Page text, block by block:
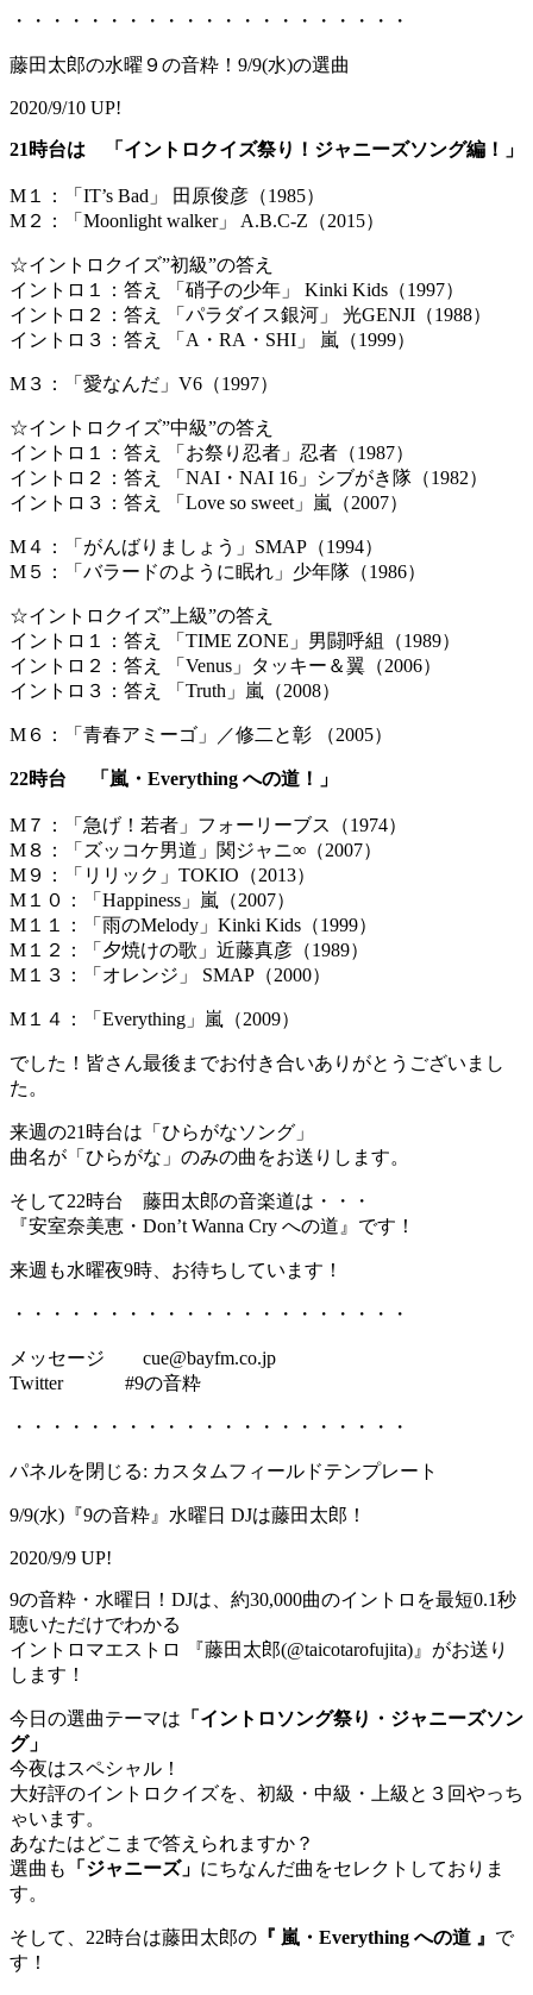
・・・・・・・・・・・・・・・・・・・・・
藤田太郎の水曜９の音粋！9/9(水)の選曲
2020/9/10 UP!
21時台は 「イントロクイズ祭り！ジャニーズソング編！」
M１：「IT’s Bad」 田原俊彦（1985）
M２：「Moonlight walker」 A.B.C-Z（2015）
☆イントロクイズ”初級”の答え
イントロ１：答え 「硝子の少年」 Kinki Kids（1997）
イントロ２：答え 「パラダイス銀河」 光GENJI（1988）
イントロ３：答え 「A・RA・SHI」 嵐（1999）
M３：「愛なんだ」V6（1997）
☆イントロクイズ”中級”の答え
イントロ１：答え 「お祭り忍者」忍者（1987）
イントロ２：答え 「NAI・NAI 16」シブがき隊（1982）
イントロ３：答え 「Love so sweet」嵐（2007）
M４：「がんばりましょう」SMAP（1994）
M５：「バラードのように眠れ」少年隊（1986）
☆イントロクイズ”上級”の答え
イントロ１：答え 「TIME ZONE」男闘呼組（1989）
イントロ２：答え 「Venus」タッキー＆翼（2006）
イントロ３：答え 「Truth」嵐（2008）
M６：「青春アミーゴ」／修二と彰 （2005）
22時台 「嵐・Everything への道！」
M７：「急げ！若者」フォーリーブス（1974）
M８：「ズッコケ男道」関ジャニ∞（2007）
M９：「リリック」TOKIO（2013）
M１０：「Happiness」嵐（2007）
M１１：「雨のMelody」Kinki Kids（1999）
M１２：「夕焼けの歌」近藤真彦（1989）
M１３：「オレンジ」 SMAP（2000）
M１４：「Everything」嵐（2009）
でした！皆さん最後までお付き合いありがとうございまし
た。
来週の21時台は「ひらがなソング」
曲名が「ひらがな」のみの曲をお送りします。
そして22時台 藤田太郎の音楽道は・・・
『安室奈美恵・Don’t Wanna Cry への道』です！
来週も水曜夜9時、お待ちしています！
・・・・・・・・・・・・・・・・・・・・・
メッセージ cue@bayfm.co.jp
Twitter #9の音粋
・・・・・・・・・・・・・・・・・・・・・
パネルを閉じる: カスタムフィールドテンプレート
9/9(水)『9の音粋』水曜日 DJは藤田太郎！
2020/9/9 UP!
9の音粋・水曜日！DJは、約30,000曲のイントロを最短0.1秒
聴いただけでわかる
イントロマエストロ 『藤田太郎(@taicotarofujita)』がお送り
します！
今日の選曲テーマは 「イントロソング祭り・ジャニーズソン
グ」
今夜はスペシャル！
大好評のイントロクイズを、初級・中級・上級と３回やっち
ゃいます。
あなたはどこまで答えられますか？
選曲も
「ジャニーズ」 にちなんだ曲をセレクトしておりま
す。
そして、22時台は藤田太郎の 『 嵐・Everything への道 』 で
す！